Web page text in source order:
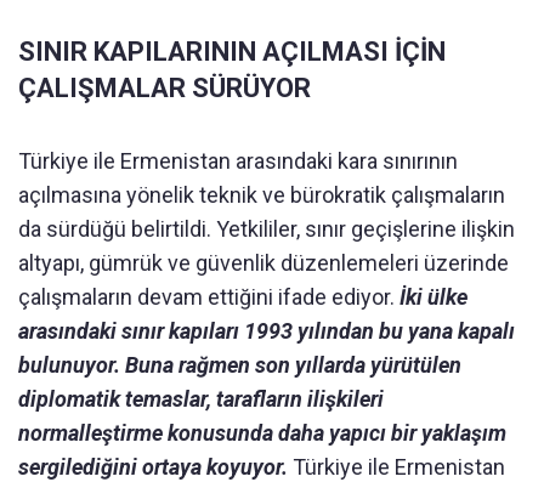
SINIR KAPILARININ AÇILMASI İÇİN
ÇALIŞMALAR SÜRÜYOR
Türkiye ile Ermenistan arasındaki kara sınırının
açılmasına yönelik teknik ve bürokratik çalışmaların
da sürdüğü belirtildi. Yetkililer, sınır geçişlerine ilişkin
altyapı, gümrük ve güvenlik düzenlemeleri üzerinde
çalışmaların devam ettiğini ifade ediyor. İki ülke
arasındaki sınır kapıları 1993 yılından bu yana kapalı
bulunuyor. Buna rağmen son yıllarda yürütülen
diplomatik temaslar, tarafların ilişkileri
normalleştirme konusunda daha yapıcı bir yaklaşım
sergilediğini ortaya koyuyor. Türkiye ile Ermenistan